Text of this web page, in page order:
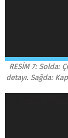
RESİM 7: Solda:
detayı. Sağda: